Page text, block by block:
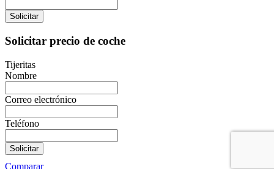
Solicitar
Solicitar precio de coche
Tijeritas
Nombre
Correo electrónico
Teléfono
Solicitar
Comparar